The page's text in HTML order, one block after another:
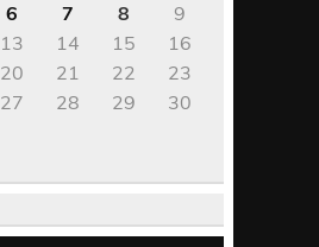
6 7 8
9
13 14 15
16
20 21 22
23
27 28 29
30